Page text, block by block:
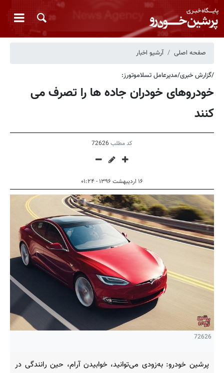
صفحه اصلی آرشیو اخبار
/گزارش خبری/مدیرعامل تسلاموتورز:
خودروهای خودران جاده ها را تصرف می
کنند
کد مطلب 72626
۱۶ اردیبهشت ۱۳۹۶ - ۰۱:۲۴
72626
پرشین خودرو: به‌زودی می‌توانید، خوابیدن آرام، حین رانندگی در